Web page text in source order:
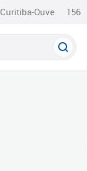
Curitiba-Ouve 156